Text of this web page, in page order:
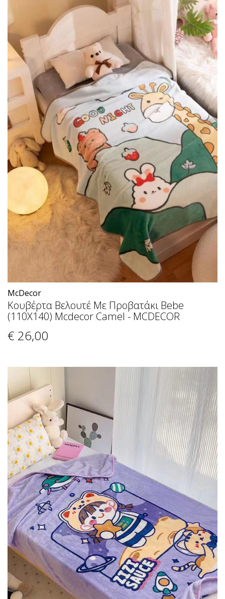
McDecor
Κουβέρτα Βελουτέ Με Προβατάκι Bebe
(110X140) Mcdecor Camel - MCDECOR
€ 26,00